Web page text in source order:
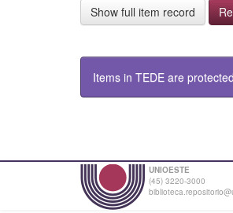
Show full item record
Items in TEDE are
UNIOESTE
(45) 3220-3000